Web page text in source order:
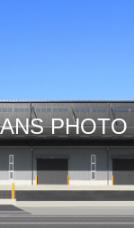
PHOTO